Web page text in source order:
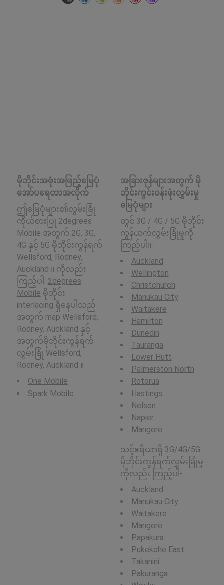
မိုဘိုင်းအဖုံးအဖြည့်မြေပုံ
အော်ပရေတာအလိုက်
ဤမြေပုံများ၏လွှမ်းခြုံ
ကိုယ်စားပြု 2degrees
Mobile အတွက် 2G, 3G,
4G နှင့် 5G မိုဘိုင်းကွန်ရက်
Wellsford, Rodney,
Auckland ။ ကိုလည်း
ကြည့်ပါ: 2degrees
Mobile မိုဘိုင်း
interlacing ရှိနေပါသည်
အတွက် map Wellsford,
Rodney, Auckland နှင့်
အတွက်မိုဘိုင်းကွန်ရက်
လွှမ်းခြုံ Wellsford,
Rodney, Auckland ။
One Mobile
Spark Mobile
အခြားဇုန်များအတွက် မို
ဘိုင်းကွင်းဝန်းဖုံးလွှမ်းမှု
မြေပုံများ
တွင် 3G / 4G / 5G မိုဘိုင်း
ကွန်ယက်လွှမ်းခြုံမှုကို
ကြည့်ပါ။ :
Auckland
Wellington
Christchurch
Manukau City
Waitakere
Hamilton
Dunedin
Tauranga
Lower Hutt
Palmerston North
Rotorua
Hastings
Nelson
Napier
Mangere
သင့်ဧရိယာရှိ 3G/4G/5G
မိုဘိုင်းကွန်ရက်လွှမ်းခြုံမှု
ကိုလည်း ကြည့်ပါ-
Auckland
Manukau City
Waitakere
Mangere
Papakura
Pukekohe East
Takanini
Pakuranga